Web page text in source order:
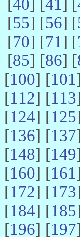
[40] [41] [
[55] [56] [
[70] [71] [
[85] [86] [
[100] [101
[112] [113
[124] [125
[136] [137
[148] [149
[160] [161
[172] [173
[184] [185
[196] [197